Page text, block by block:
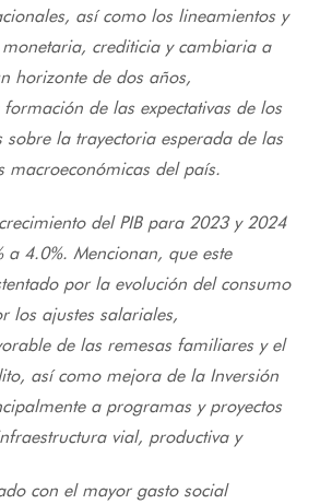
así como los lineamientos y
crediticia y cambiaria a
horizonte de dos años,
de las expectativas de los
sobre la trayectoria esperada de las
macroeconómicas del país.
del PIB para 2023 y 2024
a 4.0%. Mencionan, que este
por la evolución del consumo
los ajustes salariales,
de las remesas familiares y el
así como mejora de la Inversión
a programas y proyectos
vial, productiva y
con el mayor gasto social